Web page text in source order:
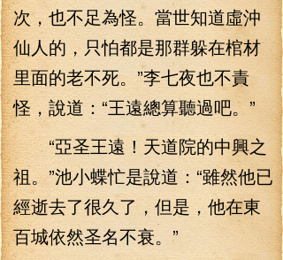
次，也不足為怪。當世知道虛沖
仙人的，只怕都是那群躲在棺材
里面的老不死。”李七夜也不責
怪，說道：“王遠總算聽過吧。”
“亞圣王遠！天道院的中興之
祖。”池小蝶忙是說道：“雖然他已
經逝去了很久了，但是，他在東
百城依然圣名不衰。”